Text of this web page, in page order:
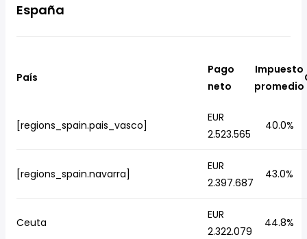
España
País
Pago
neto
Impuesto
promedio
[regions_spain.pais_vasco]
EUR
2.523.565
40.0%
[regions_spain.navarra]
EUR
2.397.687
43.0%
Ceuta
EUR
2.322.079
44.8%